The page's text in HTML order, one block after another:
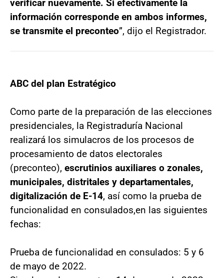
verificar nuevamente. Si efectivamente la
información corresponde en ambos informes,
se transmite el preconteo”, dijo el Registrador.
ABC del plan Estratégico
Como parte de la preparación de las elecciones
presidenciales, la Registraduría Nacional
realizará los simulacros de los procesos de
procesamiento de datos electorales
(preconteo), escrutinios auxiliares o zonales,
municipales, distritales y departamentales,
digitalización de E-14, así como la prueba de
funcionalidad en consulados,en las siguientes
fechas:
Prueba de funcionalidad en consulados: 5 y 6
de mayo de 2022.